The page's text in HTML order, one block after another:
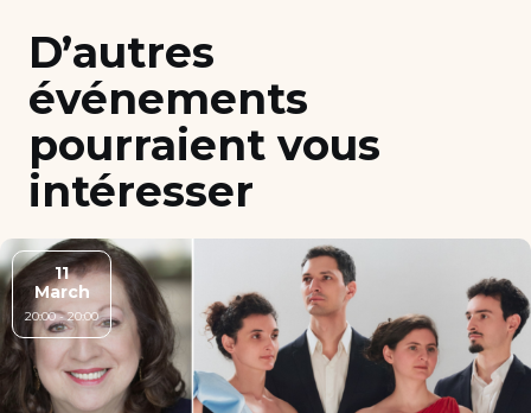
D’autres
événements
pourraient vous
intéresser
11
March
20:00 - 20:00